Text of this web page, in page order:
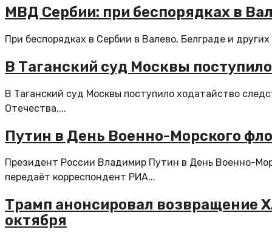
МВД Сербии: при беспорядках в
При беспорядках в Сербии в Валево, Белграде и
В Таганский суд Москвы
В Таганский суд Москвы поступило ходатайство
Отечества,...
Путин в День Военно-Морского
Президент России Владимир Путин в День Военно-
передаёт корреспондент РИА...
Трамп анонсировал возвращение
октября